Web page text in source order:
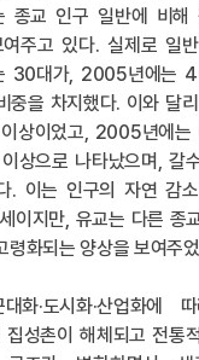
종교 인구 일반에 비
주고 있다. 실제로 일
30대가, 2005년에는
중을 차지했다. 이와 달
상이었고, 2005년에는
상으로 나타났으며, 갈
. 이는 인구의 자연 감
이지만, 유교는 다른 종
령화되는 양상을 보여주
화·도시화·산업화에
성촌이 해체되고 전통